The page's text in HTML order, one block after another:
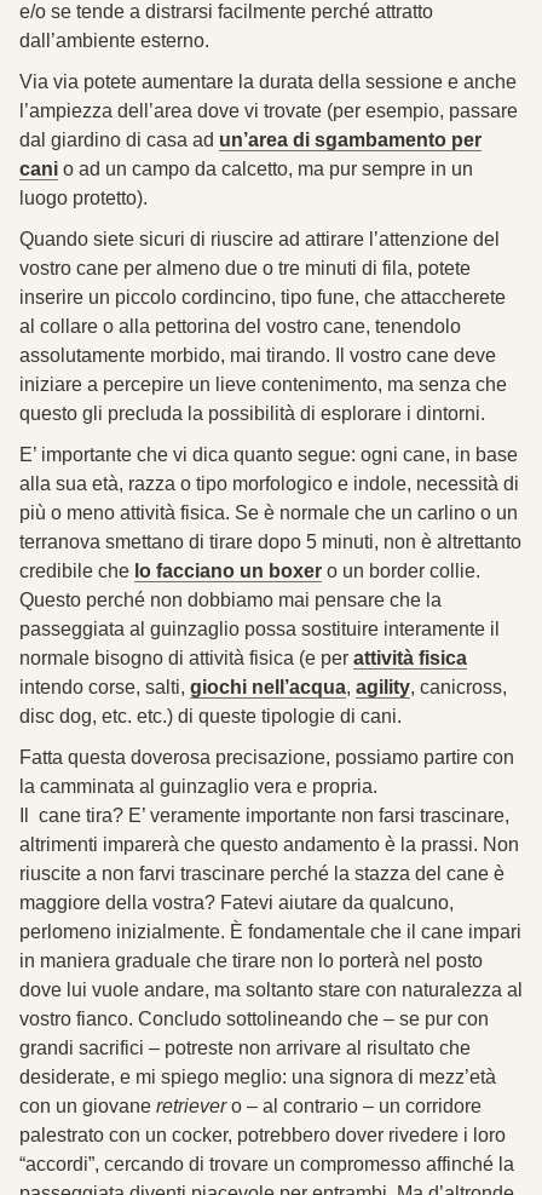
e/o se tende a distrarsi facilmente perché attratto
dall’ambiente esterno.
Via via potete aumentare la durata della sessione e anche
l’ampiezza dell’area dove vi trovate (per esempio, passare
dal giardino di casa ad un’area di sgambamento per
cani o ad un campo da calcetto, ma pur sempre in un
luogo protetto).
Quando siete sicuri di riuscire ad attirare l’attenzione del
vostro cane per almeno due o tre minuti di fila, potete
inserire un piccolo cordincino, tipo fune, che attaccherete
al collare o alla pettorina del vostro cane, tenendolo
assolutamente morbido, mai tirando. Il vostro cane deve
iniziare a percepire un lieve contenimento, ma senza che
questo gli precluda la possibilità di esplorare i dintorni.
E’ importante che vi dica quanto segue: ogni cane, in base
alla sua età, razza o tipo morfologico e indole, necessità di
più o meno attività fisica. Se è normale che un carlino o un
terranova smettano di tirare dopo 5 minuti, non è altrettanto
credibile che lo facciano un boxer o un border collie.
Questo perché non dobbiamo mai pensare che la
passeggiata al guinzaglio possa sostituire interamente il
normale bisogno di attività fisica (e per attività fisica
intendo corse, salti, giochi nell’acqua, agility, canicross,
disc dog, etc. etc.) di queste tipologie di cani.
Fatta questa doverosa precisazione, possiamo partire con
la camminata al guinzaglio vera e propria.
Il cane tira? E’ veramente importante non farsi trascinare,
altrimenti imparerà che questo andamento è la prassi. Non
riuscite a non farvi trascinare perché la stazza del cane è
maggiore della vostra? Fatevi aiutare da qualcuno,
perlomeno inizialmente. È fondamentale che il cane impari
in maniera graduale che tirare non lo porterà nel posto
dove lui vuole andare, ma soltanto stare con naturalezza al
vostro fianco. Concludo sottolineando che – se pur con
grandi sacrifici – potreste non arrivare al risultato che
desiderate, e mi spiego meglio: una signora di mezz’età
con un giovane retrievero – al contrario – un corridore
palestrato con un cocker, potrebbero dover rivedere i loro
“accordi”, cercando di trovare un compromesso affinché la